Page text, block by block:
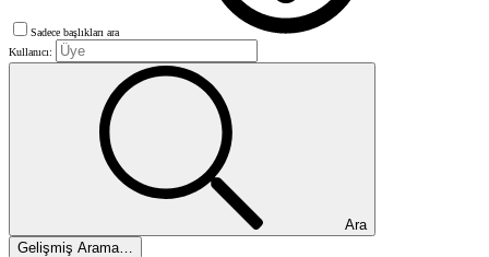
Sadece başlıkları ara
Kullanıcı:
Ara
Gelişmiş Arama…